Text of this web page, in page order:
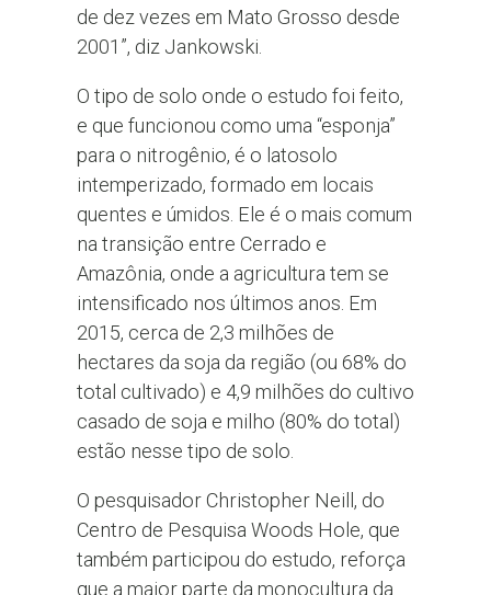
de dez vezes em Mato Grosso desde
2001”, diz Jankowski.
O tipo de solo onde o estudo foi feito,
e que funcionou como uma “esponja”
para o nitrogênio, é o latosolo
intemperizado, formado em locais
quentes e úmidos. Ele é o mais comum
na transição entre Cerrado e
Amazônia, onde a agricultura tem se
intensificado nos últimos anos. Em
2015, cerca de 2,3 milhões de
hectares da soja da região (ou 68% do
total cultivado) e 4,9 milhões do cultivo
casado de soja e milho (80% do total)
estão nesse tipo de solo.
O pesquisador Christopher Neill, do
Centro de Pesquisa Woods Hole, que
também participou do estudo, reforça
que a maior parte da monocultura da